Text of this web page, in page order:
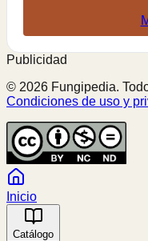
Publicidad
© 2026 Fungipedia.
Condiciones de uso y
Inicio
Catálogo